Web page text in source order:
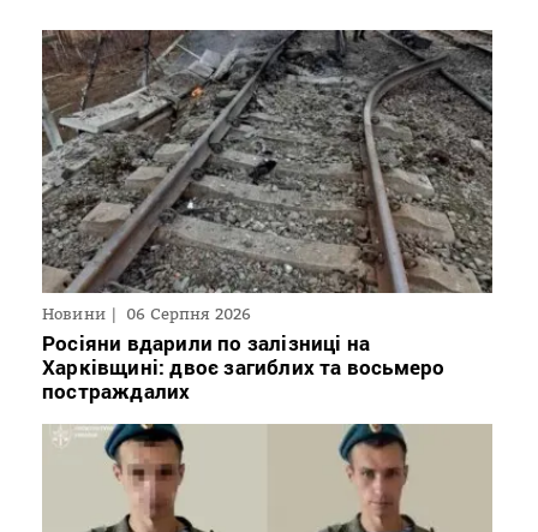
Новини 06 Серпня 2026
Росіяни вдарили по залізниці на
Харківщині: двоє загиблих та восьмеро
постраждалих